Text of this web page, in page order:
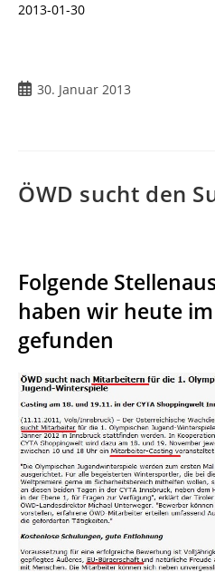
2013-01-30
Beitrag
30. Januar 2013
ÖWD sucht den
Folgende
haben wir heute
gefunden